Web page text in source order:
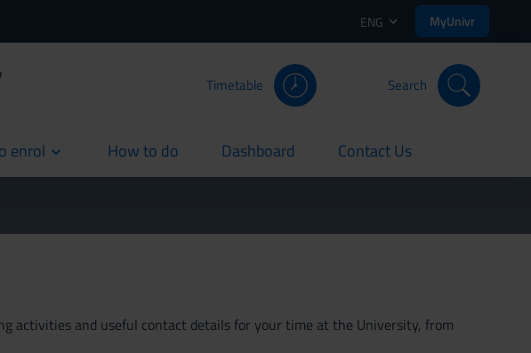
ENG MyUnivr
Timetable Search
enrol How to do
current Dashboard
current Contact Us
current
activities and useful contact details for your time at the University, from